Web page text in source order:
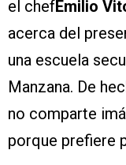
el chefEmilio
acerca del
una escuela
Manzana. De
no comparte
porque prefiere